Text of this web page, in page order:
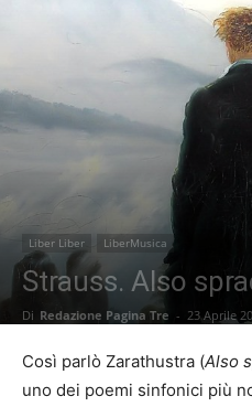
Liber Liber LiberMusica
Strauss. Also
Di Redazione Pagina Tre - 23 Aprile
Così parlò Zarathustra (Also
uno dei poemi sinfonici più